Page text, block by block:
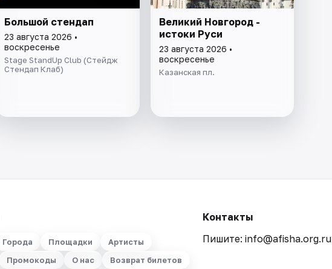
Большой стендап
23 августа 2026 •
воскресенье
Stage StandUp Club (Стейдж
Стендап Клаб)
Великий Новгород -
истоки Руси
23 августа 2026 •
воскресенье
Казанская пл.
Города Площадки
Артисты
Промокоды О нас Возврат билетов
Контакты
Пишите: info@afisha.org.ru